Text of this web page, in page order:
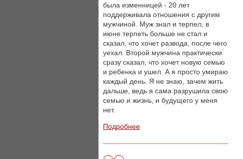
была изменницей - 20 лет
поддерживала отношения с другим
мужчиной. Муж знал и терпел, в
июне терпеть больше не стал и
сказал, что хочет развода, после чего
уехал. Второй мужчина практически
сразу сказал, что хочет новую семью
и ребенка и ушел. А я просто умираю
каждый день. Я не знаю, зачем жить
дальше, ведь я сама разрушила свою
семью и жизнь, и будущего у меня
нет.
Подробнее